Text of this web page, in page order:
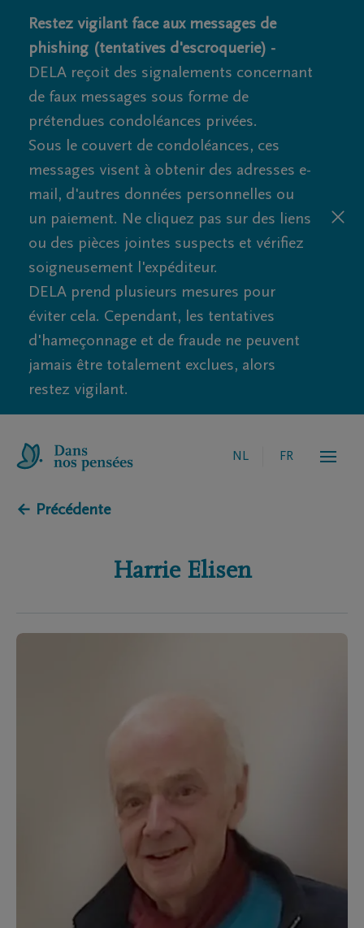
Restez vigilant face aux messages de
phishing (tentatives d'escroquerie) -
DELA reçoit des signalements concernant
de faux messages sous forme de
prétendues condoléances privées.
Sous le couvert de condoléances, ces
messages visent à obtenir des adresses e-
mail, d'autres données personnelles ou
un paiement. Ne cliquez pas sur des liens
ou des pièces jointes suspects et vérifiez
soigneusement l'expéditeur.
DELA prend plusieurs mesures pour
éviter cela. Cependant, les tentatives
d'hameçonnage et de fraude ne peuvent
jamais être totalement exclues, alors
restez vigilant.
NL FR
← Précédente
Harrie Elisen